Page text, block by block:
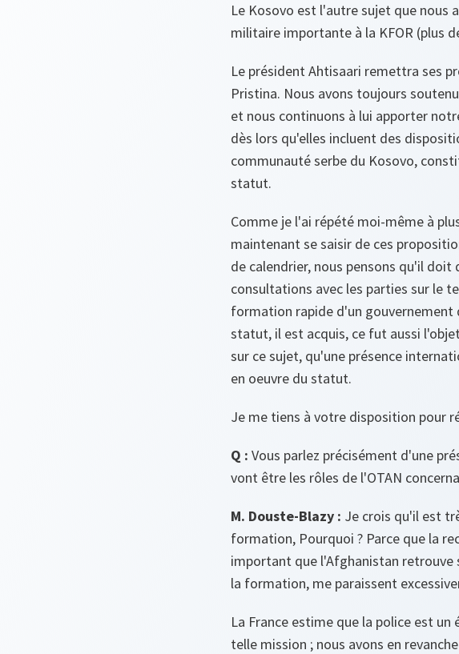
Le Kosovo est l'autre sujet que nous
militaire importante à la KFOR (plus
Le président Ahtisaari remettra ses
Pristina. Nous avons toujours
et nous continuons à lui apporter
dès lors qu'elles incluent des
communauté serbe du Kosovo,
statut.
Comme je l'ai répété moi-même à
maintenant se saisir de ces
de calendrier, nous pensons qu'il
consultations avec les parties sur le
formation rapide d'un gouvernement
statut, il est acquis, ce fut aussi
sur ce sujet, qu'une présence
en oeuvre du statut.
Je me tiens à votre disposition pour
Q : Vous parlez précisément d'une
vont être les rôles de l'OTAN
M. Douste-Blazy : Je crois qu'il est
formation, Pourquoi ? Parce que la
important que l'Afghanistan retrouve
la formation, me paraissent
La France estime que la police est
telle mission ; nous avons en